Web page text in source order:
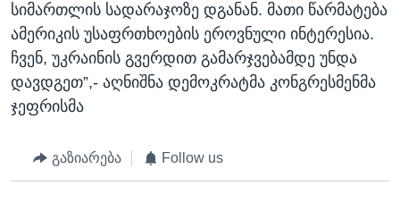
სიმართლის სადარაჯოზე დგანან. მათი წარმატება
ამერიკის უსაფრთხოების ეროვნული ინტერესია.
ჩვენ, უკრაინის გვერდით გამარჯვებამდე უნდა
დავდგეთ”,- აღნიშნა დემოკრატმა კონგრესმენმა
ჯეფრისმა
გაზიარება Follow us